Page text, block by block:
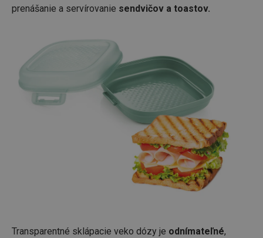
prenášanie a servírovanie sendvičov a toastov.
Transparentné sklápacie veko dózy je odnímateľné,